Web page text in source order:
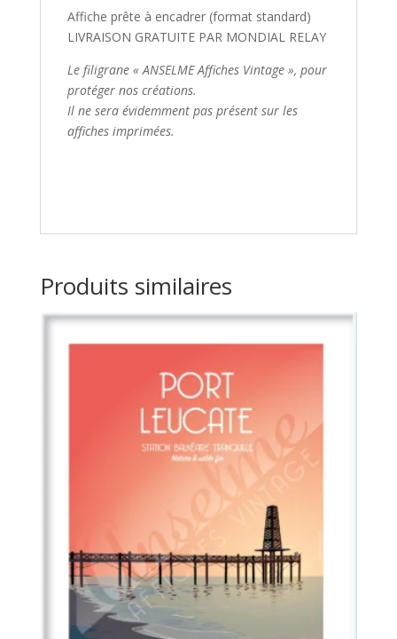
Affiche prête à encadrer (format standard)
LIVRAISON GRATUITE PAR MONDIAL RELAY
Le filigrane « ANSELME Affiches Vintage », pour
protéger nos créations.
Il ne sera évidemment pas présent sur les
affiches imprimées.
Produits similaires